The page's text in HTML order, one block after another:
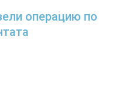
операцию по